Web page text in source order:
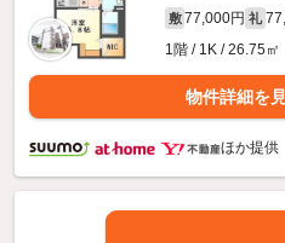
敷 77,000円 礼
1階 / 1K / 26.75㎡
物件詳細を
ほか提供